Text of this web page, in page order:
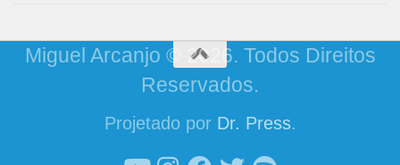
Miguel Arcanjo © 2026. Todos Direitos
Reservados.
Projetado por Dr. Press.